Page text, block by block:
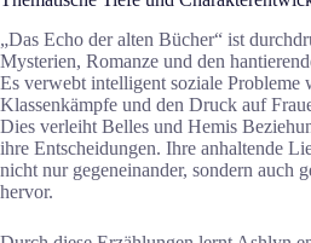
„Das Echo der alten Bücher“ ist
Mysterien, Romanze und den
Es verwebt intelligent soziale Probleme
Klassenkämpfe und den Druck auf
Dies verleiht Belles und Hemis
ihre Entscheidungen. Ihre anhaltende
nicht nur gegeneinander, sondern auch
hervor.